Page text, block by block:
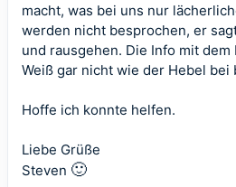
macht, was bei uns nur
werden nicht besprochen, er
und rausgehen. Die Info mit
Weiß gar nicht wie der Hebel bei
Hoffe ich konnte helfen.
Liebe Grüße
Steven 🙂